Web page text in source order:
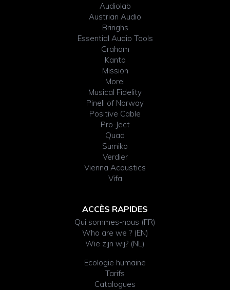
Audiolab
Austrian Audio
Bringhs
Essential Audio Tools
Graham
Kanto
Mission
Morel
Musical Fidelity
Pinell of Norway
Positive Cable
Pro-Ject
Quad
Sumiko
Verdier
Vienna Acoustics
Vifa
ACCÈS RAPIDES
Qui sommes-nous (FR)
Who are we ? (EN)
Wie zijn wij? (NL)
Ecologie humaine
Tarifs
Catalogues